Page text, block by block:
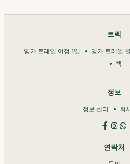
트렉
잉카 트레일 여정 1일 잉카 트레일
책
정보
정보 센터 회
연락처